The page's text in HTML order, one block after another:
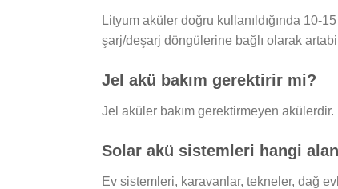
Lityum aküler doğru kullanıldığında 10-
şarj/deşarj döngülerine bağlı olarak
Jel akü bakım gerektirir mi?
Jel aküler bakım gerektirmeyen akülerdir.
Solar akü sistemleri hangi
Ev sistemleri, karavanlar, tekneler, dağ